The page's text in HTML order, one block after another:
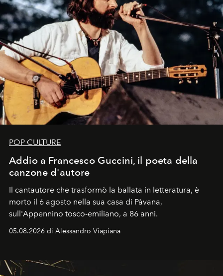
POP CULTURE
Addio a Francesco Guccini, il poeta della
canzone d'autore
Il cantautore che trasformò la ballata in letteratura, è
morto il 6 agosto nella sua casa di Pàvana,
sull'Appennino tosco-emiliano, a 86 anni.
05.08.2026 di Alessandro Viapiana